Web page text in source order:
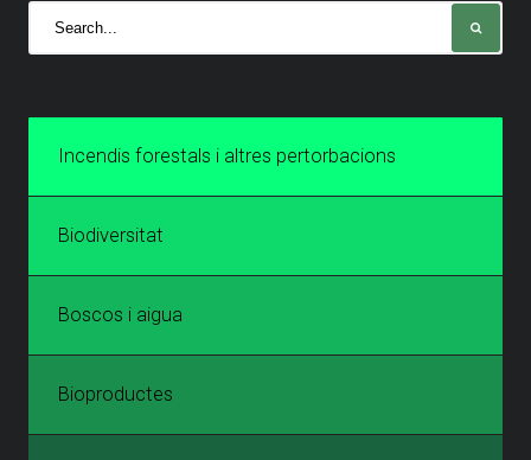
Incendis forestals i altres pertorbacions
Biodiversitat
Boscos i aigua
Bioproductes